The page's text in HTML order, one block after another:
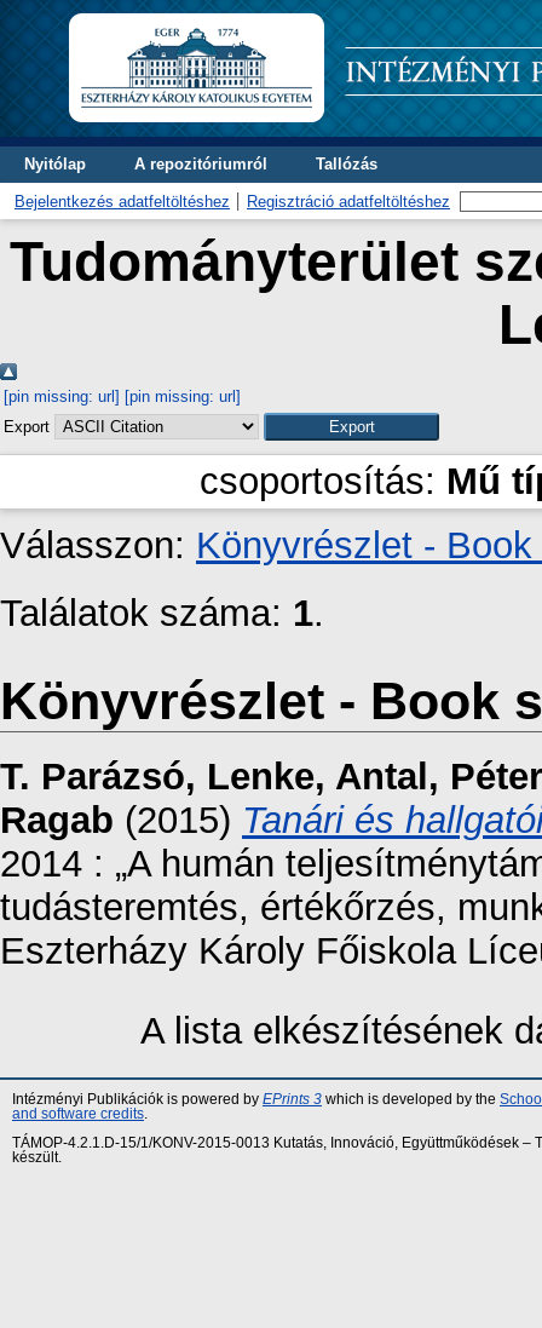
Nyitólap A repozitóriumról Tallózás
Bejelentkezés adatfeltöltéshez Regisztráció adatfeltöltéshez
Tudományterület
[pin missing: url] [pin missing: url]
Export
csoportosítás: Mű
Válasszon: Könyvrészlet -
Találatok száma: 1.
Könyvrészlet - Book
T. Parázsó, Lenke, Antal, Péter
Ragab (2015) Tanári és
2014 : „A humán
tudásteremtés, értékőrzés,
Eszterházy Károly Főiskola
A lista elkészítésének
Intézményi Publikációk is powered by EPrints 3 which is developed by the
and software credits
TÁMOP-4.2.1.D-15/1/KONV-2015-0013 Kutatás, Innováció, Együttműködések
készült.